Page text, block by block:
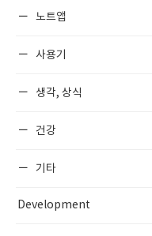
노트앱
사용기
생각, 상식
건강
기타
Development